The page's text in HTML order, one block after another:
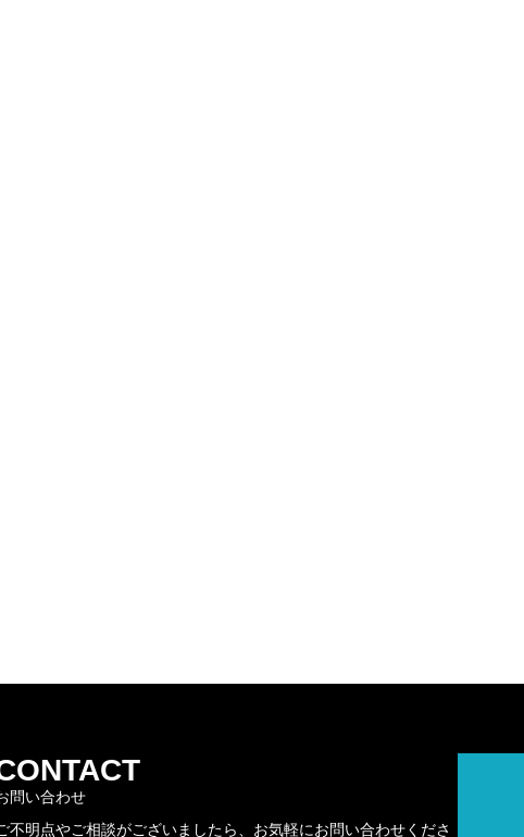
問い合わせ
不明点やご相談がございましたら、お気軽にお問い合わせくださ